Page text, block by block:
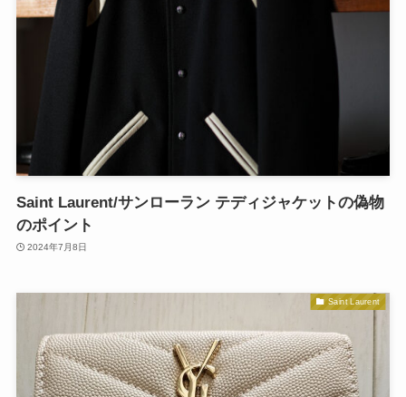
Saint Laurent/サンローラン テディジャケットの偽物
のポイント
2024年7月8日
Saint Laurent